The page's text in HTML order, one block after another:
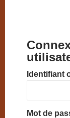
Identifiant
Mot de